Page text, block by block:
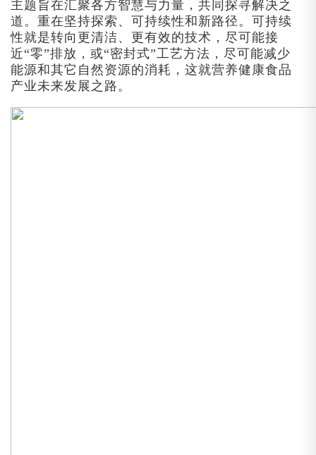
主题旨在汇聚各方智慧与力量，共同探寻解决之
道。重在坚持探索、可持续性和新路径。可持续
性就是转向更清洁、更有效的技术，尽可能接
近“零”排放，或“密封式”工艺方法，尽可能减少
能源和其它自然资源的消耗，这就营养健康食品
产业未来发展之路。